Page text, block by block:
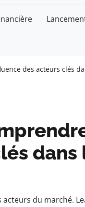
des acteurs clés
dans
du marché.